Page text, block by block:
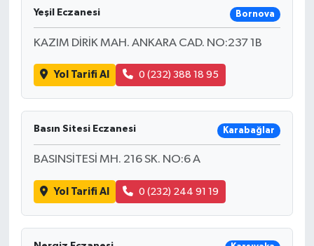
Yeşil Eczanesi Bornova
KAZIM DİRİK MAH. ANKARA CAD. NO:237 1B
Yol Tarifi Al 0 (232) 388 18 95
Basın Sitesi Eczanesi Karabağlar
BASINSİTESİ MH. 216 SK. NO:6 A
Yol Tarifi Al 0 (232) 244 91 19